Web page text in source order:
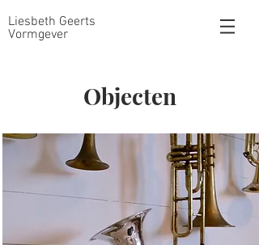
Liesbeth Geerts
Vormgever
Objecten